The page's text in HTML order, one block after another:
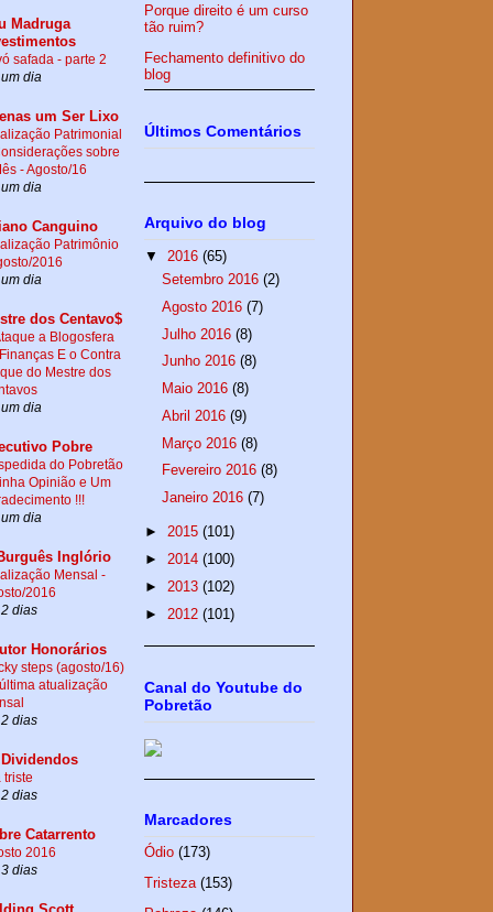
Madruga
safada - parte 2
dia
um Ser Lixo
Patrimonial
sobre
- Agosto/16
dia
Canguino
Patrimônio
2016
dia
dos Centavo$
a Blogosfera
E o Contra
do Mestre dos
dia
Pobre
do Pobretão
Opinião e Um
!!!
dia
Inglório
Mensal -
2016
dias
Honorários
steps (agosto/16)
atualização
dias
triste
dias
Catarrento
2016
dias
Porque direito é um curso
tão ruim?
Fechamento definitivo do
blog
Últimos Comentários
Arquivo do blog
▼ 2016 (65)
Setembro 2016 (2)
Agosto 2016 (7)
Julho 2016 (8)
Junho 2016 (8)
Maio 2016 (8)
Abril 2016 (9)
Março 2016 (8)
Fevereiro 2016 (8)
Janeiro 2016 (7)
► 2015 (101)
► 2014 (100)
► 2013 (102)
► 2012 (101)
Canal do Youtube do
Pobretão
Marcadores
Ódio (173)
Tristeza (153)